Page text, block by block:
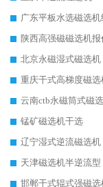
广东平板水选磁选机
陕西高强磁磁选机报
北京永磁湿式磁选机
重庆干式高梯度磁选
云南ctb永磁筒式磁
锰矿磁选机干选
辽宁湿式逆流磁选机
天津磁选机半逆流型
邯郸干式辊式强磁选